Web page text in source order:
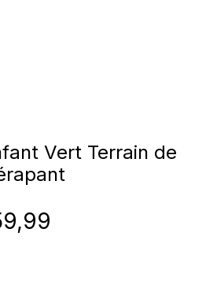
Vert Terrain de